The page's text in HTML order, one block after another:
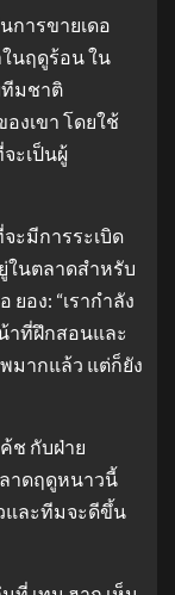
การขายเดอ
นฤดูร้อน ใน
ทีมชาติ
งเขา โดยใช้
ะเป็นผู้
ะมีการระเบิด
ในตลาดสำหรับ
อง: “เรากำลัง
าที่ฝึกสอนและ
มากแล้ว แต่ก็ยัง
ช กับฝ่าย
าดฤดูหนาวนี้
และทีมจะดีขึ้น